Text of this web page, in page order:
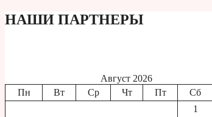
НАШИ ПАРТНЕРЫ
Август 2026
Пн
Вт Ср Чт Пт Сб
1